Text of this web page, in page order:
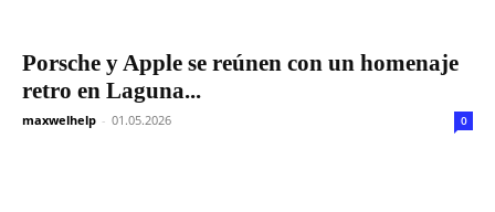
Porsche y Apple se reúnen con un homenaje
retro en Laguna...
maxwelhelp - 01.05.2026 0